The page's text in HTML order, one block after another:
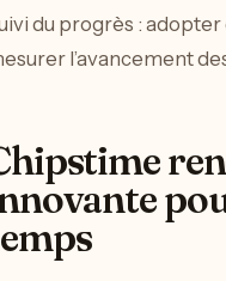
du progrès :
l’avancement